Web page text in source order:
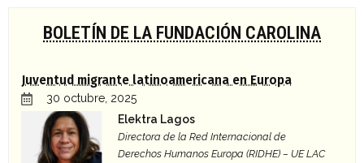
BOLETÍN DE LA FUNDACIÓN CAROLINA
Juventud migrante latinoamericana en Europa
30 octubre, 2025
Elektra Lagos
Directora de la Red Internacional de
Derechos Humanos Europa (RIDHE) – UE LAC